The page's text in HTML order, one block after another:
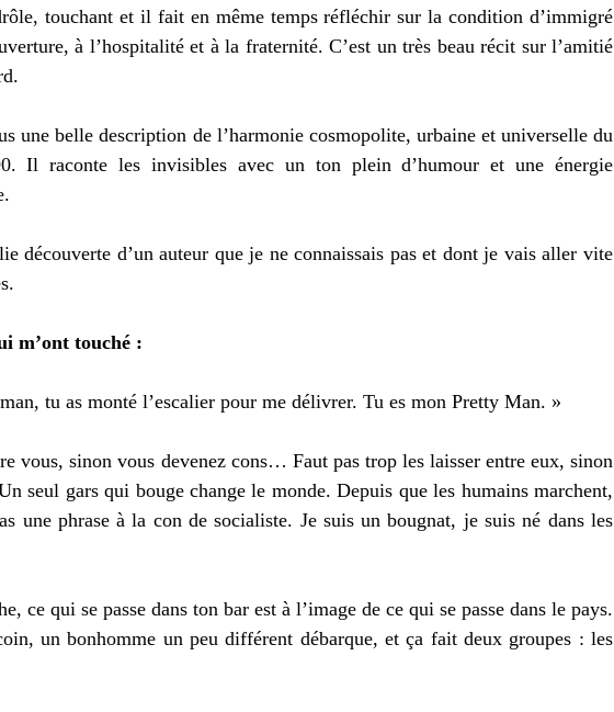
touchant et il fait en même temps réfléchir sur la condition d’immigré
à l’hospitalité et à la fraternité. C’est un très beau récit sur l’amitié
une belle description de l’harmonie cosmopolite, urbaine et universelle du
Il raconte les invisibles avec un ton plein d’humour et une énergie
découverte d’un auteur que je ne connaissais pas et dont je vais aller vite
m’ont touché :
tu as monté l’escalier pour me délivrer. Tu es mon Pretty Man. »
vous, sinon vous devenez cons… Faut pas trop les laisser entre eux, sinon
seul gars qui bouge change le monde. Depuis que les humains marchent,
une phrase à la con de socialiste. Je suis un bougnat, je suis né dans les
ce qui se passe dans ton bar est à l’image de ce qui se passe dans le pays.
un bonhomme un peu différent débarque, et ça fait deux groupes : les